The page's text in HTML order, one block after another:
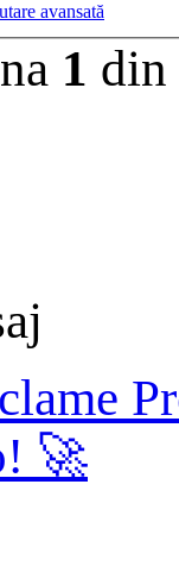
avansată
1 din
🚀